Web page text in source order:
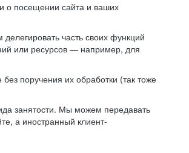
о посещении сайта и ваших
часть своих функций
или ресурсов — например, для
поручения их обработки (так тоже
занятости. Мы можем передавать
а иностранный клиент-